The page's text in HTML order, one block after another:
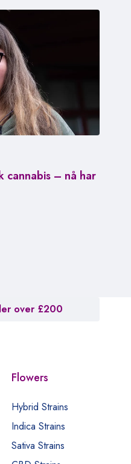
cannabis – nå har
over £200
Flowers
Hybrid Strains
Indica Strains
Sativa Strains